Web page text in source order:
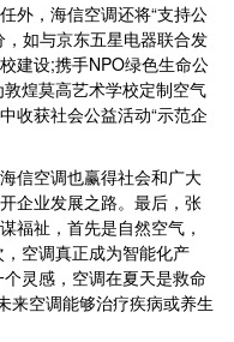
，海信空调还将“支持公
如与京东五星电器联合发
建设;携手NPO绿色生命公
煌莫高艺术学校定制空气
收获社会公益活动“示范企
空调也赢得社会和广大
企业发展之路。最后，张
福祉，首先是自然空气，
空调真正成为智能化产
灵感，空调在夏天是救命
来空调能够治疗疾病或养生